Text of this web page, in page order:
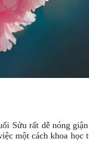
Sửu rất dễ nóng
một cách khoa học